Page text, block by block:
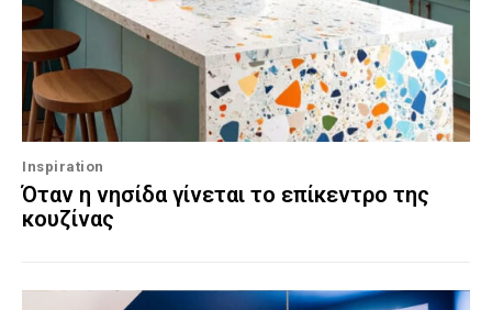
Inspiration
Όταν η νησίδα γίνεται το επίκεντρο της
κουζίνας